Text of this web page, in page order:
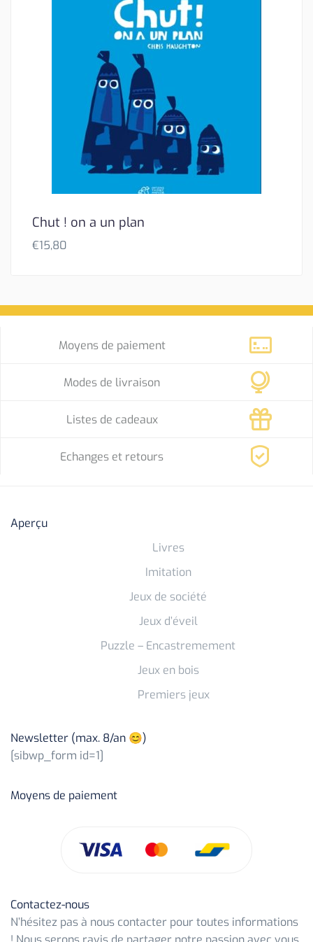
Chut ! on a un plan
€15,80
Moyens de paiement
Modes de livraison
Listes de cadeaux
Echanges et retours
Aperçu
Livres
Imitation
Jeux de société
Jeux d’éveil
Puzzle – Encastremement
Jeux en bois
Premiers jeux
Newsletter (max. 8/an 😊)
[sibwp_form id=1]
Moyens de paiement
Contactez-nous
N’hésitez pas à nous contacter pour toutes informations